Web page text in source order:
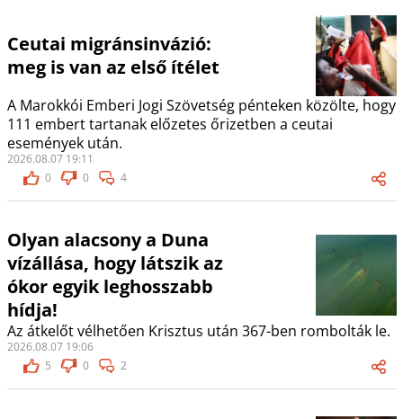
Ceutai migránsinvázió:
meg is van az első ítélet
A Marokkói Emberi Jogi Szövetség pénteken közölte, hogy
111 embert tartanak előzetes őrizetben a ceutai
események után.
2026.08.07 19:11
0
0 4
Olyan alacsony a Duna
vízállása, hogy látszik az
ókor egyik leghosszabb
hídja!
Az átkelőt vélhetően Krisztus után 367-ben rombolták le.
2026.08.07 19:06
5
0 2